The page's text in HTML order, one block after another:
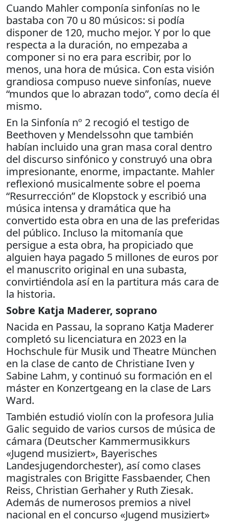
Cuando Mahler componía sinfonías no le
bastaba con 70 u 80 músicos: si podía
disponer de 120, mucho mejor. Y por lo que
respecta a la duración, no empezaba a
componer si no era para escribir, por lo
menos, una hora de música. Con esta visión
grandiosa compuso nueve sinfonías, nueve
“mundos que lo abrazan todo”, como decía él
mismo.
En la Sinfonía nº 2 recogió el testigo de
Beethoven y Mendelssohn que también
habían incluido una gran masa coral dentro
del discurso sinfónico y construyó una obra
impresionante, enorme, impactante. Mahler
reflexionó musicalmente sobre el poema
“Resurrección” de Klopstock y escribió una
música intensa y dramática que ha
convertido esta obra en una de las preferidas
del público. Incluso la mitomanía que
persigue a esta obra, ha propiciado que
alguien haya pagado 5 millones de euros por
el manuscrito original en una subasta,
convirtiéndola así en la partitura más cara de
la historia.
Sobre Katja Maderer, soprano
Nacida en Passau, la soprano Katja Maderer
completó su licenciatura en 2023 en la
Hochschule für Musik und Theatre München
en la clase de canto de Christiane Iven y
Sabine Lahm, y continuó su formación en el
máster en Konzertgeang en la clase de Lars
Ward.
También estudió violín con la profesora Julia
Galic seguido de varios cursos de música de
cámara (Deutscher Kammermusikkurs
«Jugend musiziert», Bayerisches
Landesjugendorchester), así como clases
magistrales con Brigitte Fassbaender, Chen
Reiss, Christian Gerhaher y Ruth Ziesak.
Además de numerosos premios a nivel
nacional en el concurso «Jugend musiziert»